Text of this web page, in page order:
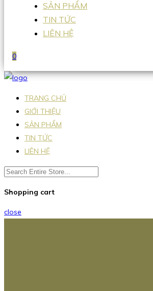
SẢN PHẨM
TIN TỨC
LIÊN HỆ
0
TRANG CHỦ
GIỚI THIỆU
SẢN PHẨM
TIN TỨC
LIÊN HỆ
Shopping cart
close